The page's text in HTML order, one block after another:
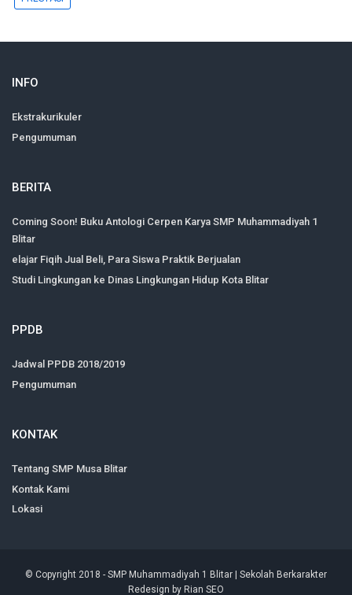
INFO
Ekstrakurikuler
Pengumuman
BERITA
Coming Soon! Buku Antologi Cerpen Karya SMP Muhammadiyah 1
Blitar
elajar Fiqih Jual Beli, Para Siswa Praktik Berjualan
Studi Lingkungan ke Dinas Lingkungan Hidup Kota Blitar
PPDB
Jadwal PPDB 2018/2019
Pengumuman
KONTAK
Tentang SMP Musa Blitar
Kontak Kami
Lokasi
© Copyright 2018 - SMP Muhammadiyah 1 Blitar | Sekolah Berkarakter
Redesign by Rian SEO